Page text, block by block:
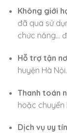
Không giới
đã qua sử
chức năng…
Hỗ trợ tận
huyện Hà Nội.
Thanh toán
hoặc chuyển
Dịch vụ uy